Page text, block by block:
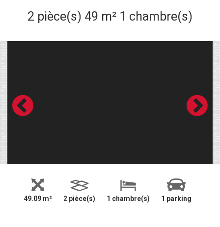
2 pièce(s) 49 m² 1 chambre(s)
49.09 m² 2 pièce(s) 1 chambre(s) 1 parking